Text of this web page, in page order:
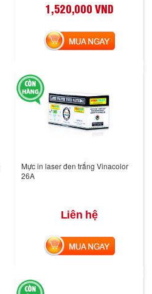
1,520,000 VND
MUA NGAY
Mực in laser đen trắng Vinacolor
26A
Liên hệ
MUA NGAY